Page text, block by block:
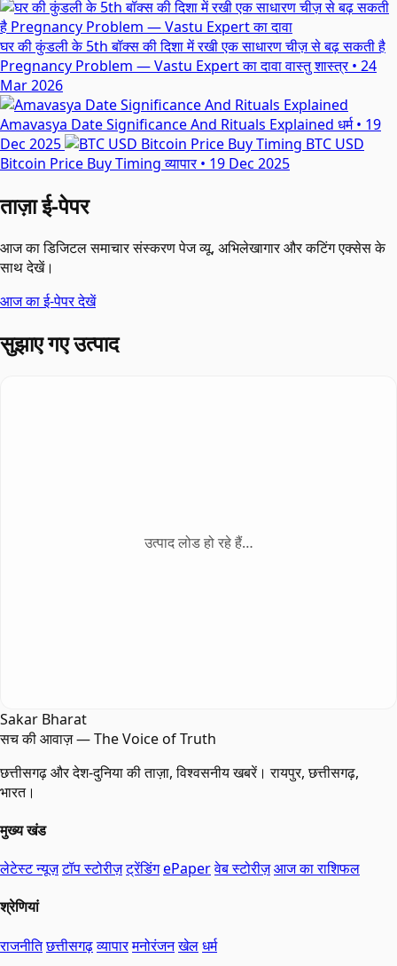
घर की कुंडली के 5th बॉक्स की दिशा में रखी एक साधारण चीज़ से बढ़ सकती है
Pregnancy Problem — Vastu Expert का दावावास्तु शास्त्र • 24
Mar 2026
Amavasya Date Significance And Rituals Explained धर्म • 19
Dec 2025
BTC USD
Bitcoin Price Buy Timing व्यापार • 19 Dec 2025
ताज़ा ई-पेपर
आज का डिजिटल समाचार संस्करण पेज व्यू, अभिलेखागार और कटिंग एक्सेस के
साथ देखें।
आज का ई-पेपर देखें
सुझाए गए उत्पाद
उत्पाद लोड हो रहे हैं…
Sakar Bharat
सच की आवाज़ — The Voice of Truth
छत्तीसगढ़ और देश-दुनिया की ताज़ा, विश्वसनीय खबरें। रायपुर, छत्तीसगढ़,
भारत।
मुख्य खंड
लेटेस्ट न्यूज़टॉप स्टोरीज़ट्रेंडिंगePaperवेब स्टोरीज़आज का राशिफल
श्रेणियां
राजनीतिछत्तीसगढ़व्यापारमनोरंजनखेलधर्म